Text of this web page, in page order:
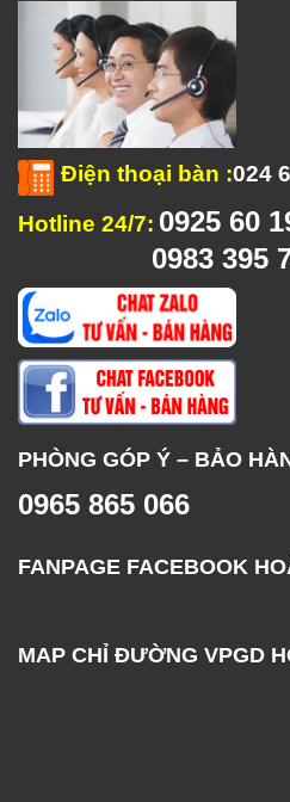
Điện thoại bàn :024
Hotline 24/7: 0925 60
0983 395
PHÒNG GÓP Ý – BẢO
0965 865 066
FANPAGE FACEBOOK
MAP CHỈ ĐƯỜNG VPGD